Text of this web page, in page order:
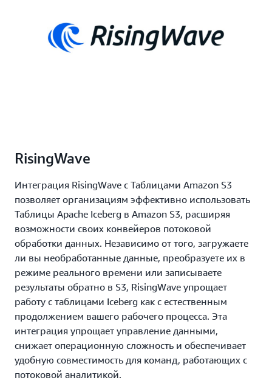
RisingWave
Интеграция RisingWave с Таблицами Amazon S3
позволяет организациям эффективно использовать
Таблицы Apache Iceberg в Amazon S3, расширяя
возможности своих конвейеров потоковой
обработки данных. Независимо от того, загружаете
ли вы необработанные данные, преобразуете их в
режиме реального времени или записываете
результаты обратно в S3, RisingWave упрощает
работу с таблицами Iceberg как с естественным
продолжением вашего рабочего процесса. Эта
интеграция упрощает управление данными,
снижает операционную сложность и обеспечивает
удобную совместимость для команд, работающих с
потоковой аналитикой.